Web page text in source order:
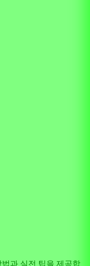
과 실전 팁을 제공합